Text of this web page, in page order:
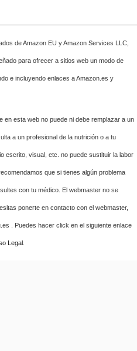
de Amazon EU y Amazon Services LLC,
para ofrecer a sitios web un modo de
e incluyendo enlaces a Amazon.es y
en esta web no puede ni debe remplazar a un
a un profesional de la nutrición o a tu
escrito, visual, etc. no puede sustituir la labor
que si tienes algún problema
con tu médico. El webmaster no se
ponerte en contacto con el webmaster,
. Puedes hacer click en el siguiente enlace
Legal